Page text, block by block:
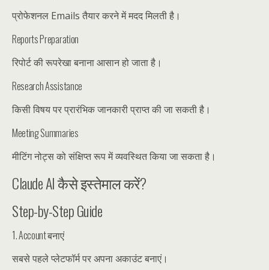
प्रोफेशनल Emails तैयार करने में मदद मिलती है।
Reports Preparation
रिपोर्ट की रूपरेखा बनाना आसान हो जाता है।
Research Assistance
किसी विषय पर प्रारंभिक जानकारी प्राप्त की जा सकती है।
Meeting Summaries
मीटिंग नोट्स को संक्षिप्त रूप में व्यवस्थित किया जा सकता है।
Claude AI कैसे इस्तेमाल करें?
Step-by-Step Guide
1. Account बनाएं
सबसे पहले प्लेटफॉर्म पर अपना अकाउंट बनाएं।